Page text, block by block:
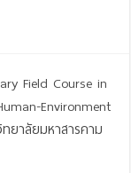
Field Course in
Environment
ยาลัยมหาสารคาม